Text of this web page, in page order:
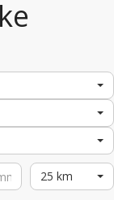
25 km